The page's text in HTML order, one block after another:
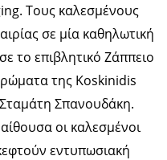
Τους καλεσμένους
σε μία καθηλωτική
το επιβλητικό Ζάππειο
της Koskinidis
Σπανουδάκη.
οι καλεσμένοι
εντυπωσιακή